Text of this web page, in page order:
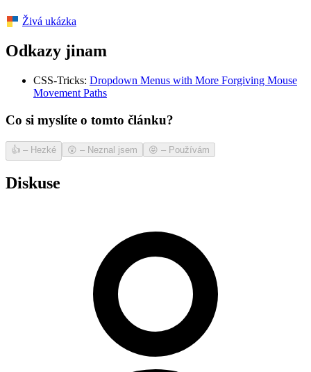
Živá ukázka
Odkazy jinam
CSS-Tricks: Dropdown Menus with More Forgiving Mouse
Movement Paths
Co si myslíte o tomto článku?
👍 – Hezké 😲 – Neznal jsem 😝 – Používám
Diskuse